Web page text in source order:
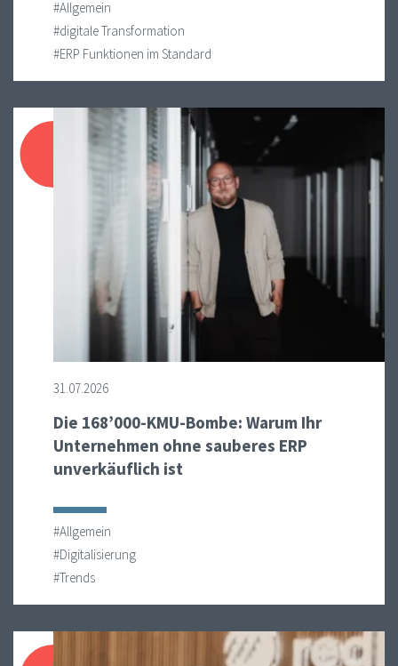
#Allgemein
#digitale Transformation
#ERP Funktionen im Standard
31.07.2026
Die 168’000-KMU-Bombe: Warum Ihr
Unternehmen ohne sauberes ERP
unverkäuflich ist
#Allgemein
#Digitalisierung
#Trends